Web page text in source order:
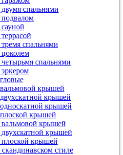
спальнями
спальнями
спальнями
крышей
крышей
крышей
крышей
крышей
крышей
крышей
стиле